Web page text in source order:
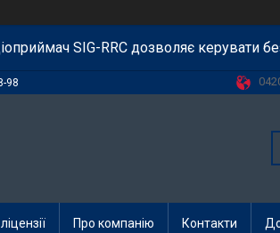
SIG-RRC дозволяє керувати
98
Про компанію Контакти